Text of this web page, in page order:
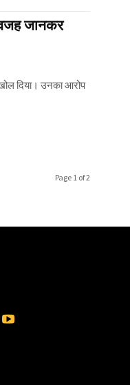
जानकर
दिया। उनका आरोप
Page 1 of 2